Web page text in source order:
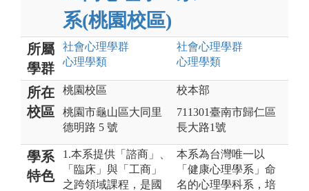
系(桃園校區)
所屬
學群
社會心理學群
心理學類
社會心理學群
心理學類
所在
校區
桃園校區
桃園市龜山區大同里
德明路 5 號
校本部
711301臺南市歸仁區
長大路1號
學系
特色
1.本系提供「諮商」、
「臨床」與「工商」
之跨領域課程，是國
本系為台灣唯一以
「健康心理學系」命
名的心理學科系，培